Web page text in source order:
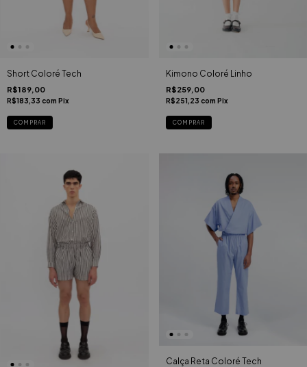
Short Coloré Tech
R$189,00
R$183,33 com Pix
COMPRAR
Kimono Coloré Linho
R$259,00
R$251,23 com Pix
COMPRAR
Calça Reta Coloré Tech